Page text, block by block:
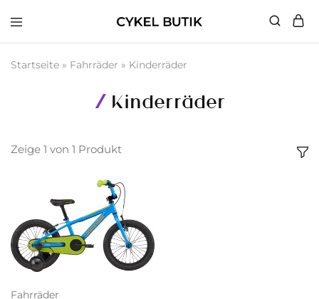
Butik
Startseite » Fahrräder » Kinderräder
Kinderräder
Zeige 1 von 1 Produkt
Fahrräder